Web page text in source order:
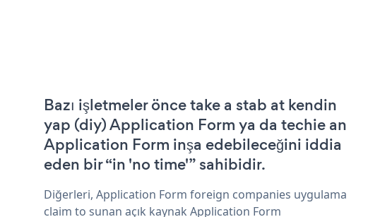
Bazı işletmeler önce take a stab at kendin
yap (diy) Application Form ya da techie an
Application Form inşa edebileceğini iddia
eden bir “in 'no time'” sahibidir.
Diğerleri, Application Form foreign companies uygulama
claim to sunan açık kaynak Application Form